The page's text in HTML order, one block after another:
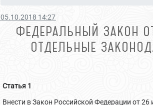
05.10.2018 14:27
ФЕДЕРАЛЬНЫЙ ЗАКОН
ОТДЕЛЬНЫЕ
Статья 1
Внести в Закон Российской Федерации от